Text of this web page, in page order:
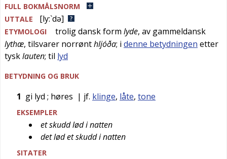
FULL BOKMÅLSNORM
UTTALE
[ly:`də]
ETYMOLOGI troligdanskform lyde, av gammeldansk
lythæ, tilsvarer norrønthljóða; i denne betydningen etter
tysklauten; til lyd
BETYDNING OG BRUK
1 gi lyd ; høres | jf. klinge, låte, tone
EKSEMPLER
et skudd lød i natten
det lød et skudd i natten
SITATER